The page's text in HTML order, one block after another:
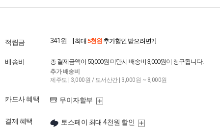
적립금 341원 [ 최대 5천원 추가할인 받으려면? ]
배송비 총 결제금액이 50,000원 미만시 배송비 3,000원이 청구됩니다.
추가 배송비
제주도 | 3,000원 / 도서산간 | 3,000원 ~ 8,000원
카드사 혜택 무이자할부
결제 혜택 토스페이 최대 4천원 할인